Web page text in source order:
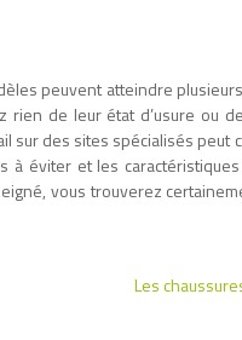
peuvent atteindre
de leur état d’usure ou
des sites spécialisés peut
éviter et les
vous trouverez
Les